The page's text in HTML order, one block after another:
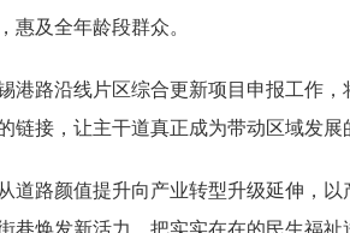
惠及全年龄段群众。
路沿线片区综合更新项目申报工作，
接，让主干道真正成为带动区域发展的
路颜值提升向产业转型升级延伸，以
焕发新活力，把实实在在的民生福祉